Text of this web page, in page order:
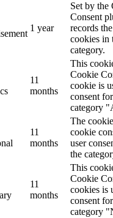
1 year
Set by
Consent
records
cookies in
category.
11
months
This
Cookie
cookie is
consent
category
11
months
The
cookie
user
the
11
months
This
Cookie
cookies is
consent
category